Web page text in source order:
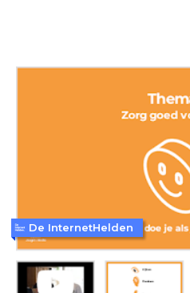
De InternetHelden